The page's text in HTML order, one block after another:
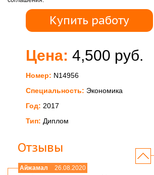
Цена: 4,500 руб.
Номер: N14956
Специальность: Экономика
Год: 2017
Тип: Диплом
Отзывы
Айжамал
26.08.2020